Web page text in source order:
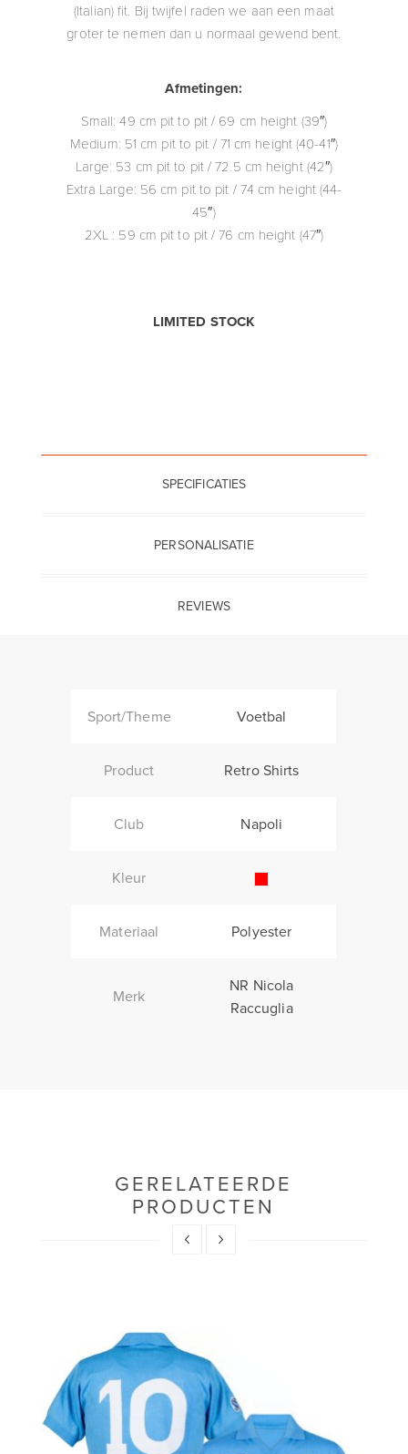
(Italian) fit. Bij twijfel raden we aan een maat
groter te nemen dan u normaal gewend bent.
Afmetingen:
Small: 49 cm pit to pit / 69 cm height (39″)
Medium: 51 cm pit to pit / 71 cm height (40-41″)
Large: 53 cm pit to pit / 72.5 cm height (42″)
Extra Large: 56 cm pit to pit / 74 cm height (44-
45″)
2XL : 59 cm pit to pit / 76 cm height (47″)
LIMITED STOCK
SPECIFICATIES
PERSONALISATIE
REVIEWS
Sport/Theme Voetbal
Product Retro Shirts
Club Napoli
Kleur
Materiaal Polyester
Merk
NR Nicola
Raccuglia
GERELATEERDE
PRODUCTEN